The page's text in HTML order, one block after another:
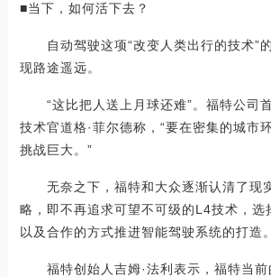
■当下，如何活下去？
自动驾驶这项“改变人类出行的技术”
现路途遥远。
“这比把人送上月球还难”。福特公司
技术官道格·菲尔德称，“要在密集的城市
挑战巨大。”
无奈之下，福特和大众逐渐认清了现
略，即不再追求可望不可级的L4技术，选
以及合作的方式推进智能驾驶系统的打造。
福特创始人吉姆·法利表示，福特当前